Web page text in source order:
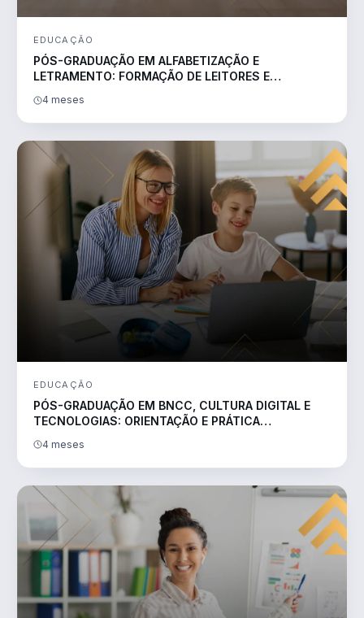
EDUCAÇÃO
PÓS-GRADUAÇÃO EM ALFABETIZAÇÃO E
LETRAMENTO: FORMAÇÃO DE LEITORES E
4 meses
EDUCAÇÃO
PÓS-GRADUAÇÃO EM BNCC, CULTURA DIGITAL E
TECNOLOGIAS: ORIENTAÇÃO E PRÁTICA
4 meses